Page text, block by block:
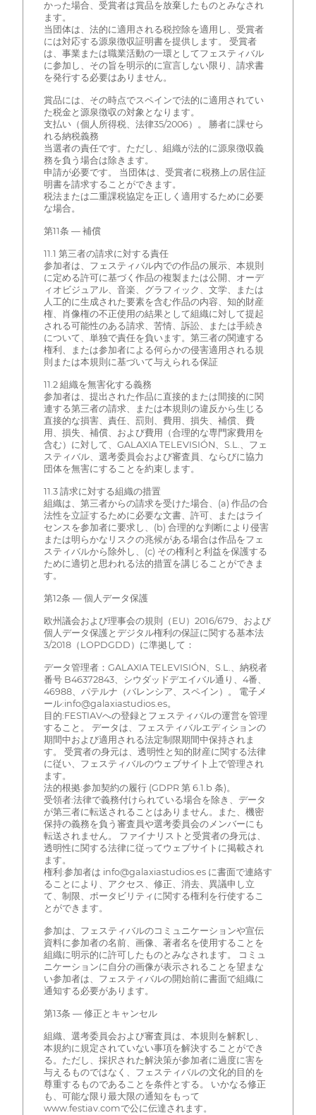
かった場合、受賞者は賞品を放棄したものとみなされ
ます。
当団体は、法的に適用される税控除を適用し、受賞者
には対応する源泉徴収証明書を提供します。 受賞者
は、事業または職業活動の一環としてフェスティバル
に参加し、その旨を明示的に宣言しない限り、請求書
を発行する必要はありません。
賞品には、その時点でスペインで法的に適用されてい
た税金と源泉徴収の対象となります。
支払い（個人所得税、法律35/2006）。 勝者に課せら
れる納税義務
当選者の責任です。ただし、組織が法的に源泉徴収義
務を負う場合は除きます。
申請が必要です。 当団体は、受賞者に税務上の居住証
明書を請求することができます。
税法または二重課税協定を正しく適用するために必要
な場合。
第11条 — 補償
11.1 第三者の請求に対する責任
参加者は、フェスティバル内での作品の展示、本規則
に定める許可に基づく作品の複製または公開、オーデ
ィオビジュアル、音楽、グラフィック、文学、または
人工的に生成された要素を含む作品の内容、知的財産
権、肖像権の不正使用の結果として組織に対して提起
される可能性のある請求、苦情、訴訟、または手続き
について、単独で責任を負います。第三者の関連する
権利、または参加者による何らかの侵害適用される規
則または本規則に基づいて与えられる保証
11.2 組織を無害化する義務
参加者は、提出された作品に直接的または間接的に関
連する第三者の請求、または本規則の違反から生じる
直接的な損害、責任、罰則、費用、損失、補償、費
用、損失、補償、および費用（合理的な専門家費用を
含む）に対して、GALAXIA TELEVISIÓN、S.L.、フェ
スティバル、選考委員会および審査員、ならびに協力
団体を無害にすることを約束します。
11.3 請求に対する組織の措置
組織は、第三者からの請求を受けた場合、(a) 作品の合
法性を立証するために必要な文書、許可、またはライ
センスを参加者に要求し、(b) 合理的な判断により侵害
または明らかなリスクの兆候がある場合は作品をフェ
スティバルから除外し、(c) その権利と利益を保護する
ために適切と思われる法的措置を講じることができま
す。
第12条 — 個人データ保護
欧州議会および理事会の規則（EU）2016/679、および
個人データ保護とデジタル権利の保証に関する基本法
3/2018（LOPDGDD）に準拠して：
データ管理者：GALAXIA TELEVISIÓN、S.L.、納税者
番号 B46372843、シウダッドデエイバル通り、4番、
46988、パテルナ（バレンシア、スペイン）。 電子メ
ール:info@galaxiastudios.es。
目的:FESTIAVへの登録とフェスティバルの運営を管理
すること。 データは、フェスティバルエディションの
期間中および適用される法定制限期間中保持されま
す。 受賞者の身元は、透明性と知的財産に関する法律
に従い、フェスティバルのウェブサイト上で管理され
ます。
法的根拠:参加契約の履行 (GDPR 第 6.1.b 条)。
受領者:法律で義務付けられている場合を除き、データ
が第三者に転送されることはありません。また、機密
保持の義務を負う審査員や選考委員会のメンバーにも
転送されません。 ファイナリストと受賞者の身元は、
透明性に関する法律に従ってウェブサイトに掲載され
ます。
権利:参加者は info@galaxiastudios.es に書面で連絡す
ることにより、アクセス、修正、消去、異議申し立
て、制限、ポータビリティに関する権利を行使するこ
とができます。
参加は、フェスティバルのコミュニケーションや宣伝
資料に参加者の名前、画像、著者名を使用することを
組織に明示的に許可したものとみなされます。 コミュ
ニケーションに自分の画像が表示されることを望まな
い参加者は、フェスティバルの開始前に書面で組織に
通知する必要があります。
第13条 — 修正とキャンセル
組織、選考委員会および審査員は、本規則を解釈し、
本規約に規定されていない事項を解決することができ
る。ただし、採択された解決策が参加者に過度に害を
与えるものではなく、フェスティバルの文化的目的を
尊重するものであることを条件とする。 いかなる修正
も、可能な限り最大限の通知をもって
www.festiav.comで公に伝達されます。